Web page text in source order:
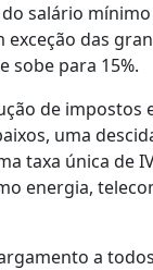
salário
exceção das
sobe para 15%.
de impostos
uma
taxa única de
energia,
a